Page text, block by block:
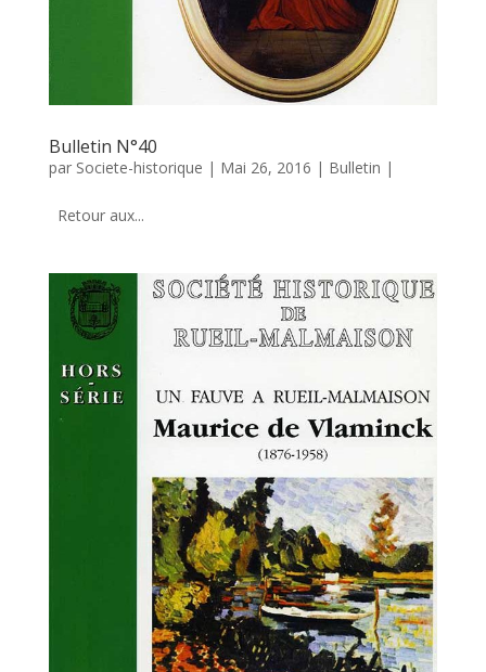
Bulletin N°40
par Societe-historique | Mai 26, 2016 | Bulletin |
Retour aux...